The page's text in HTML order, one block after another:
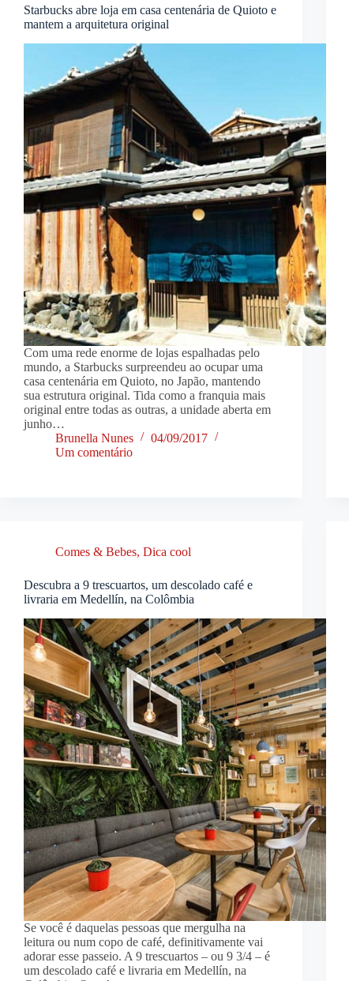
Starbucks abre loja em casa centenária de Quioto e
mantem a arquitetura original
Com uma rede enorme de lojas espalhadas pelo
mundo, a Starbucks surpreendeu ao ocupar uma
casa centenária em Quioto, no Japão, mantendo
sua estrutura original. Tida como a franquia mais
original entre todas as outras, a unidade aberta em
junho…
Brunella Nunes
04/09/2017
Um comentário
Comes & Bebes, Dica cool
Descubra a 9 trescuartos, um descolado café e
livraria em Medellín, na Colômbia
Se você é daquelas pessoas que mergulha na
leitura ou num copo de café, definitivamente vai
adorar esse passeio. A 9 trescuartos – ou 9 3/4 – é
um descolado café e livraria em Medellín, na